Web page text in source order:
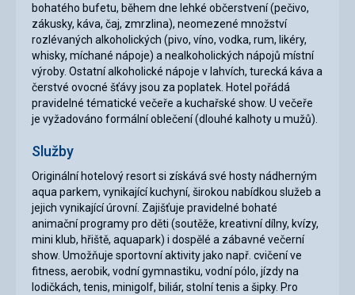
bohatého bufetu, během dne lehké občerstvení (pečivo,
zákusky, káva, čaj, zmrzlina), neomezené množství
rozlévaných alkoholických (pivo, víno, vodka, rum, likéry,
whisky, míchané nápoje) a nealkoholických nápojů místní
výroby. Ostatní alkoholické nápoje v lahvích, turecká káva a
čerstvé ovocné šťávy jsou za poplatek. Hotel pořádá
pravidelné tématické večeře a kuchařské show. U večeře
je vyžadováno formální oblečení (dlouhé kalhoty u mužů).
Služby
Originální hotelový resort si získává své hosty nádherným
aqua parkem, vynikající kuchyní, širokou nabídkou služeb a
jejich vynikající úrovní. Zajišťuje pravidelné bohaté
animační programy pro děti (soutěže, kreativní dílny, kvízy,
mini klub, hřiště, aquapark) i dospělé a zábavné večerní
show. Umožňuje sportovní aktivity jako např. cvičení ve
fitness, aerobik, vodní gymnastiku, vodní pólo, jízdy na
lodičkách, tenis, minigolf, biliár, stolní tenis a šipky. Pro